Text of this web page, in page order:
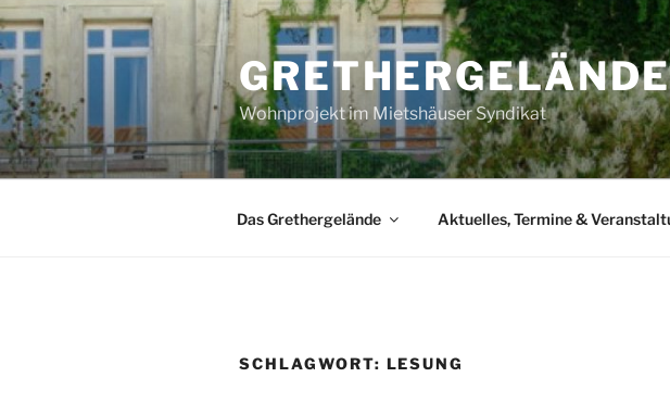
Zum
Inhalt
springen
Wohnprojekt im Mietshäuser Syndikat
Das Grethergelände Aktuelles, Termine &
SCHLAGWORT: LESUNG